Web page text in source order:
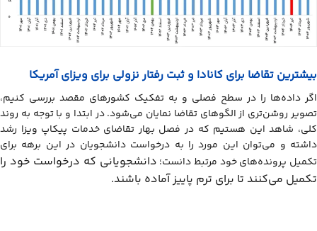
بیشترین تقاضا برای کانادا و ثبت رفتار نزولی برای ویزای آمریکا
اگر داده‌ها را در سطح فصلی و به تفکیک کشورهای مقصد بررسی کنیم،
تصویر روشن‌تری از الگوهای تقاضا نمایان می‌شود. در ابتدا و با توجه به روند
کلی، شاهد این هستیم که در فصل بهار تقاضای خدمات پیکاپ ویزا رشد
داشته و می‌توان این مورد را به درخواست دانشجویان در این برهه برای
تکمیل پرونده‌های خود مرتبط دانست؛ دانشجویانی که درخواست خود را
تکمیل می‌کنند تا برای ترم پاییز آماده باشند.